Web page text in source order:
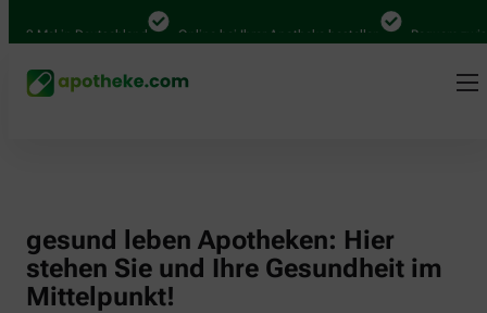
Mal in Deutschland Online bei Ihrer Apotheke bestellen Bequem
gesund leben Apotheken: Hier
stehen Sie und Ihre Gesundheit im
Mittelpunkt!